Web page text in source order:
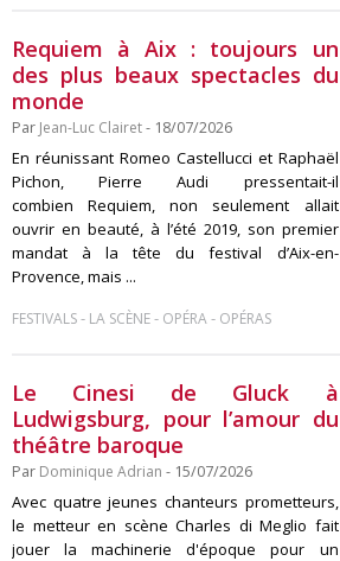
Requiem à Aix : toujours un
des plus beaux spectacles du
monde
Par Jean-Luc Clairet- 18/07/2026
En réunissant Romeo Castellucci et Raphaël
Pichon, Pierre Audi pressentait-il
combien Requiem, non seulement allait
ouvrir en beauté, à l’été 2019, son premier
mandat à la tête du festival d’Aix-en-
Provence, mais ...
FESTIVALS- LA SCÈNE- OPÉRA- OPÉRAS
Le Cinesi de Gluck à
Ludwigsburg, pour l’amour du
théâtre baroque
Par Dominique Adrian - 15/07/2026
Avec quatre jeunes chanteurs prometteurs,
le metteur en scène Charles di Meglio fait
jouer la machinerie d'époque pour un